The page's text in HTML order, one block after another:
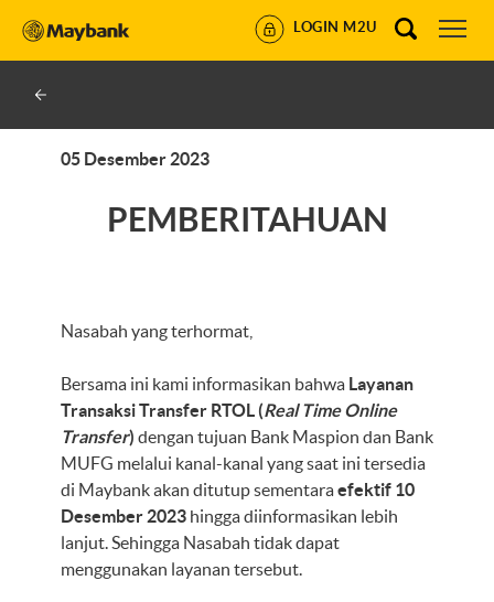
LOGIN M2U
05 Desember 2023
PEMBERITAHUAN
Nasabah yang terhormat,
Bersama ini kami informasikan bahwa Layanan
Transaksi Transfer RTOL (Real Time Online
Transfer) dengan tujuan Bank Maspion dan Bank
MUFG melalui kanal-kanal yang saat ini tersedia
di Maybankakan ditutup sementaraefektif 10
Desember 2023 hingga diinformasikan lebih
lanjut. Sehingga Nasabah tidak dapat
menggunakan layanan tersebut.